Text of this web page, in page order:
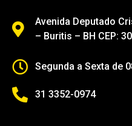
Avenida Deputado
– Buritis – BH CEP:
Segunda a Sexta de
31 3352-0974